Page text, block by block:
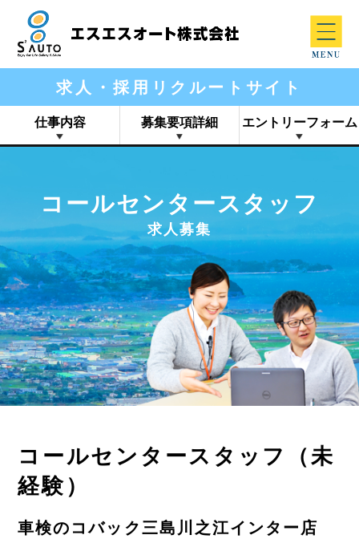
求人・採用リクルートサイト
仕事内容 募集要項詳細 エントリーフォーム
コールセンタースタッフ
求人募集
コールセンタースタッフ（未
経験）
車検のコバック三島川之江インター店